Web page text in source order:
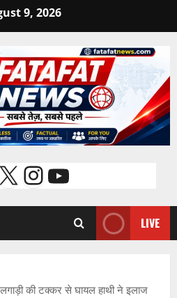
9, 2026
X Instagram
YouTube
LIVE
की टक्कर से घायल हाथी ने इलाज